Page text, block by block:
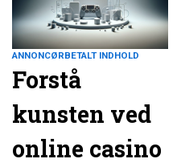
ANNONCØRBETALT INDHOLD
Forstå
kunsten ved
online casino